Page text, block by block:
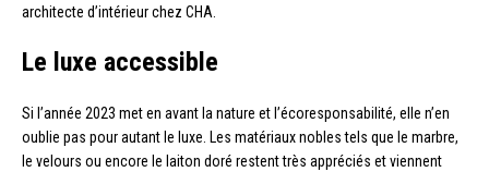
architecte d’intérieur chez CHA.
Le luxe accessible
Si l’année 2023 met en avant la nature et l’écoresponsabilité, elle n’en
oublie pas pour autant le luxe. Les matériaux nobles tels que le marbre,
le velours ou encore le laiton doré restent très appréciés et viennent